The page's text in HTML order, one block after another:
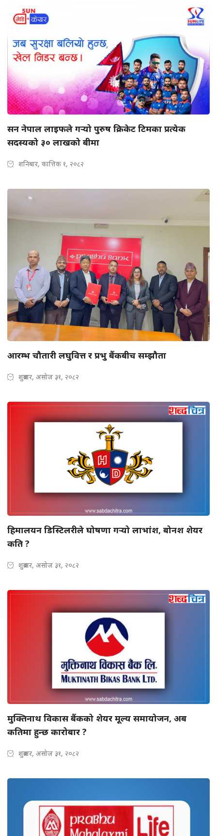
सन नेपाल लाइफले गर्‍यो पुरुष क्रिकेट टिमका प्रत्येक
सदस्यको ३० लाखको बीमा
शनिबार, कात्तिक १, २०८२
आरम्भ चौतारी लघुवित्त र प्रभु बैंकबीच सम्झौता
शुक्रबार, असोज ३१, २०८२
हिमालयन डिस्टिलरीले घोषणा गर्‍यो लाभांश, बोनश शेयर
कति ?
शुक्रबार, असोज ३१, २०८२
मुक्तिनाथ विकास बैंकको शेयर मूल्य समायोजन, अब
कतिमा हुन्छ कारोबार ?
शुक्रबार, असोज ३१, २०८२